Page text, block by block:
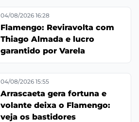
04/08/2026 16:28
Flamengo: Reviravolta com
Thiago Almada e lucro
garantido por Varela
04/08/2026 15:55
Arrascaeta gera fortuna e
volante deixa o Flamengo:
veja os bastidores